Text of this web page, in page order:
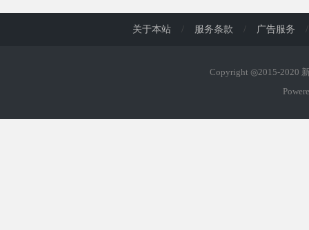
关于本站 / 服务条款 / 广告服务 /
Copyright ◎2015-2020